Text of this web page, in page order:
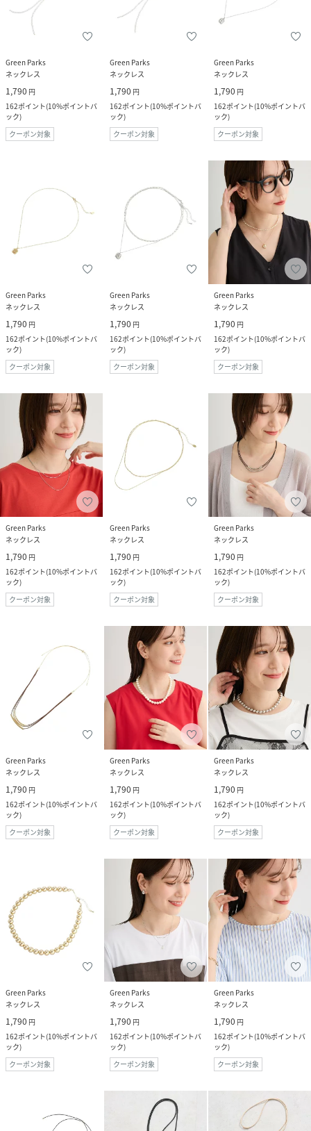
Green Parks
ネックレス
1,790 円
162ポイント(10%ポイントバ
ック)
クーポン対象
Green Parks
ネックレス
1,790 円
162ポイント(10%ポイントバ
ック)
クーポン対象
Green Parks
ネックレス
1,790 円
162ポイント(10%ポイントバ
ック)
クーポン対象
Green Parks
ネックレス
1,790 円
162ポイント(10%ポイントバ
ック)
クーポン対象
Green Parks
ネックレス
1,790 円
162ポイント(10%ポイントバ
ック)
クーポン対象
Green Parks
ネックレス
1,790 円
162ポイント(10%ポイントバ
ック)
クーポン対象
Green Parks
ネックレス
1,790 円
162ポイント(10%ポイントバ
ック)
クーポン対象
Green Parks
ネックレス
1,790 円
162ポイント(10%ポイントバ
ック)
クーポン対象
Green Parks
ネックレス
1,790 円
162ポイント(10%ポイントバ
ック)
クーポン対象
Green Parks
ネックレス
1,790 円
162ポイント(10%ポイントバ
ック)
クーポン対象
Green Parks
ネックレス
1,790 円
162ポイント(10%ポイントバ
ック)
クーポン対象
Green Parks
ネックレス
1,790 円
162ポイント(10%ポイントバ
ック)
クーポン対象
Green Parks
ネックレス
1,790 円
162ポイント(10%ポイントバ
ック)
クーポン対象
Green Parks
ネックレス
1,790 円
162ポイント(10%ポイントバ
ック)
クーポン対象
Green Parks
ネックレス
1,790 円
162ポイント(10%ポイントバ
ック)
クーポン対象